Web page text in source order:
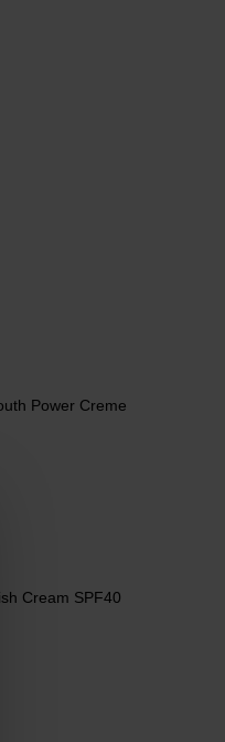
Power Creme
Cream SPF40